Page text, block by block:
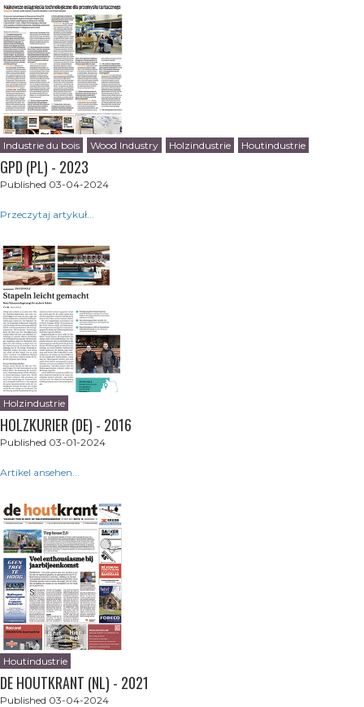
Industrie du bois Wood Industry Holzindustrie Houtindustrie
GPD (PL) - 2023
Published 03-04-2024
Przeczytaj artykuł...
Holzindustrie
HOLZKURIER (DE) - 2016
Published 03-01-2024
Artikel ansehen...
Houtindustrie
DE HOUTKRANT (NL) - 2021
Published 03-04-2024